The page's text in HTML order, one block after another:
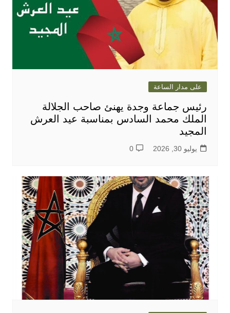
على مدار الساعة
رئيس جماعة وجدة يهنئ صاحب الجلالة
الملك محمد السادس بمناسبة عيد العرش
المجيد
يوليو 30, 2026 0